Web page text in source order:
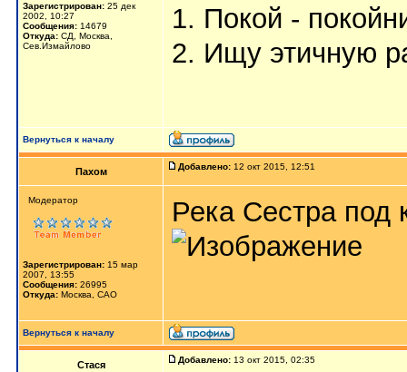
Зарегистрирован: 25 дек
2002, 10:27
Сообщения: 14679
Откуда: СД, Москва,
Сев.Измайлово
1. Покой -
2. Ищу этичную
Вернуться к началу
Пахом Добавлено: 12 окт 2015, 12:51
Мoдератор
Зарегистрирован: 15 мар
2007, 13:55
Сообщения: 26995
Откуда: Москва, САО
Река Сестра
Вернуться к началу
Стася Добавлено: 13 окт 2015, 02:35